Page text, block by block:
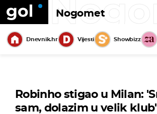
Nogomet
Dnevnik.hr Vijesti Showbizz
Robinho stigao u Milan:
sam, dolazim u velik klub'